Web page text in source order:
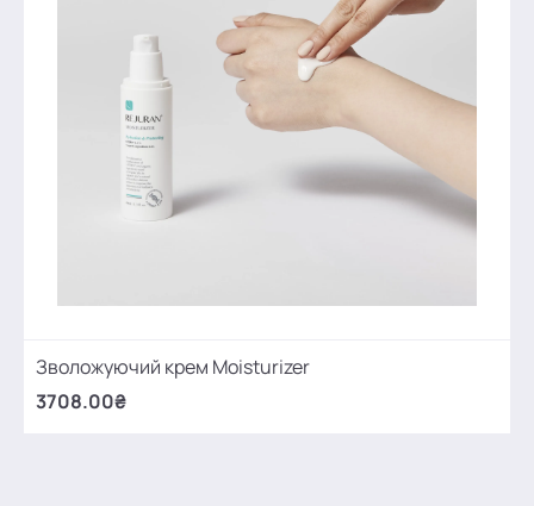
Зволожуючий крем Moisturizer
3708.00₴